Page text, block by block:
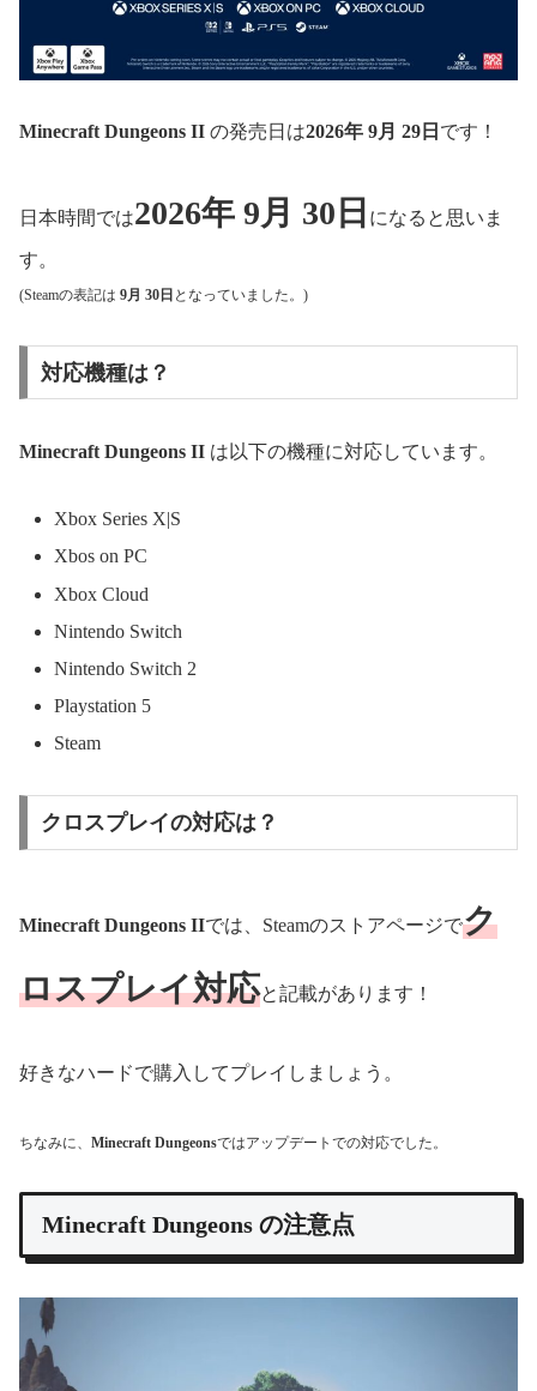
Minecraft Dungeons II の発売日は2026年 9月 29日 です！
日本時間では2026年 9月 30日 になると思いま
す。
(Steamの表記は 9月 30日 となっていました。)
対応機種は？
Minecraft Dungeons II は以下の機種に対応しています。
Xbox Series X|S
Xbos on PC
Xbox Cloud
Nintendo Switch
Nintendo Switch 2
Playstation 5
Steam
クロスプレイの対応は？
Minecraft Dungeons IIでは、Steamのストアページでク
ロスプレイ対応と記載があります！
好きなハードで購入してプレイしましょう。
ちなみに、 Minecraft Dungeonsではアップデートでの対応でした。
Minecraft Dungeons の注意点